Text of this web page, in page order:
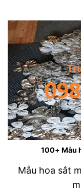
100+ Mẫu
Mẫu hoa sắt